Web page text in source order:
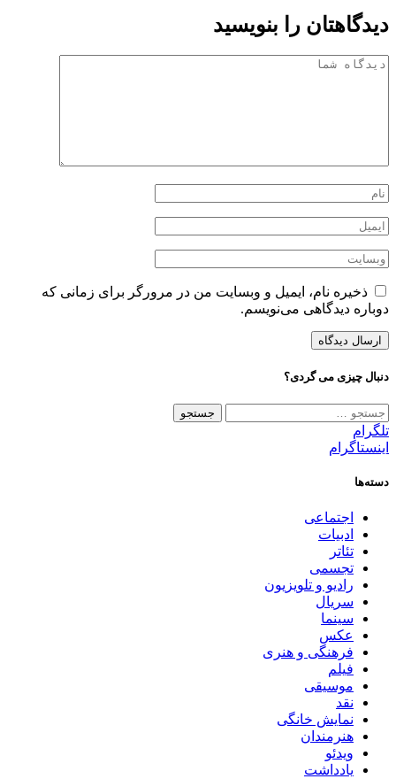
دیدگاهتان را بنویسید
ذخیره نام، ایمیل و وبسایت من در مرورگر برای زمانی که
دوباره دیدگاهی می‌نویسم.
دنبال چیزی می گردی؟
جستجو
برای:
تلگرام
اینستاگرام
دسته‌ها
اجتماعی
ادبیات
تئاتر
تجسمی
رادیو و تلویزیون
سریال
سینما
عکس
فرهنگی و هنری
فیلم
موسیقی
نقد
نمایش خانگی
هنرمندان
ویدئو
یادداشت